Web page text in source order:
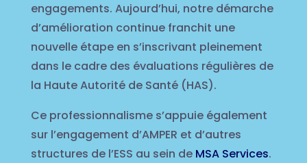
engagements. Aujourd’hui, notre démarche
d’amélioration continue franchit une
nouvelle étape en s’inscrivant pleinement
dans le cadre des évaluations régulières de
la Haute Autorité de Santé (HAS).
Ce professionnalisme s’appuie également
sur l’engagement d’AMPER et d’autres
structures de l’ESS au sein de MSA Services.